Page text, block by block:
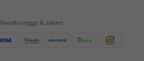
Handla tryggt & säkert